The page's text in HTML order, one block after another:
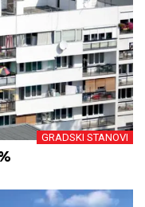
GRADSKI STANOVI